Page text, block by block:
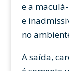
e a
e
no
A saída,